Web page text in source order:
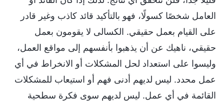
العامل شخصًا كسولًا، فهو بالتأكيد قائد كاذب وغير قادر
على القيام بعمل حقيقي. الكسالى لا يقومون بعمل
حقيقي، ناهيك عن أن يذهبوا بأنفسهم إلى مواقع العمل،
وليسوا على استعداد لحل المشكلات أو الانخراط في أي
عمل محدد. ليس لديهم أدنى فهم أو استيعاب للمشكلات
القائمة في أي عمل. ليس لديهم سوى فكرة سطحية